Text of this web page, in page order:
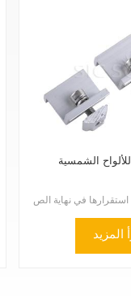
الشمسية
المزيد